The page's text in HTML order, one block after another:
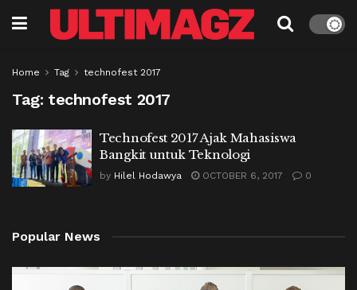
Home Tag technofest 2017
Tag: technofest 2017
Technofest 2017 Ajak Mahasiswa
Bangkit untuk Teknologi
by Hilel Hodawya OCTOBER 6, 2017 0
Popular News